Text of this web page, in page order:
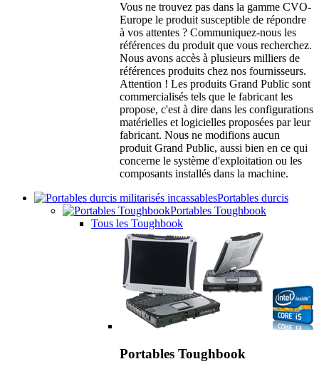
Vous ne trouvez pas dans la gamme CVO-
Europe le produit susceptible de répondre
à vos attentes ? Communiquez-nous les
références du produit que vous recherchez.
Nous avons accès à plusieurs milliers de
références produits chez nos fournisseurs.
Attention ! Les produits Grand Public sont
commercialisés tels que le fabricant les
propose, c'est à dire dans les configurations
matérielles et logicielles proposées par leur
fabricant. Nous ne modifions aucun
produit Grand Public, aussi bien en ce qui
concerne le système d'exploitation ou les
composants installés dans la machine.
Portables durcis
Portables Toughbook
Tous les Toughbook
Portables Toughbook